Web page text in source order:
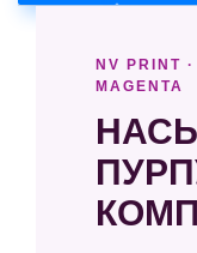
NV PRINT
MAGENTA